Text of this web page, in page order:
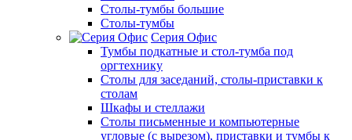
Столы-тумбы большие
Столы-тумбы
Серия Офис
Тумбы подкатные и стол-тумба под
оргтехнику
Столы для заседаний, столы-приставки к
столам
Шкафы и стеллажи
Столы письменные и компьютерные
угловые (с вырезом), приставки и тумбы к